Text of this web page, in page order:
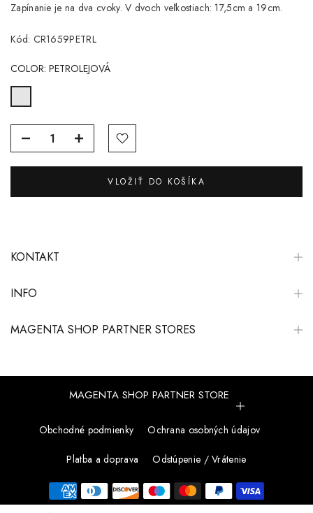
Zapínanie je na dva cvoky. V dvoch veľkostiach: 17,5cm a 19cm.
Kód: CR1659PETRL
COLOR: PETROLEJOVÁ
VLOŽIŤ DO KOŠÍKA
KONTAKT
INFO
MAGENTA SHOP PARTNER STORES
MAGENTA SHOP PARTNER STORE
Obchodné podmienky Ochrana osobných údajov
Platba a doprava Odstúpenie / Vrátenie